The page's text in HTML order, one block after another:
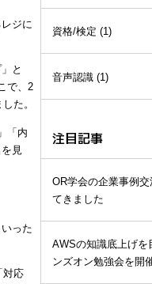
ジに
と
で、2
た。
「内
見
った
対応
資格/検定 (1)
音声認識(1)
注目記事
OR学会の企業事例交
てきました
AWSの知識底上げを
ンズオン勉強会を開